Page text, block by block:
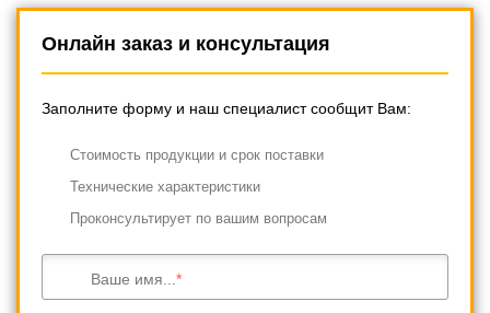
Онлайн заказ и консультация
Заполните форму и наш специалист сообщит Вам:
Cтоимость продукции и срок поставки
Технические характеристики
Проконсультирует по вашим вопросам
Ваше имя...